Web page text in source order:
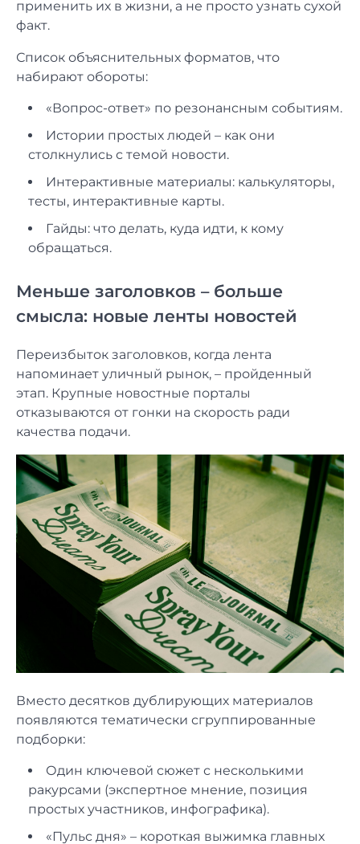
применить их в жизни, а не просто узнать сухой
факт.
Список объяснительных форматов, что
набирают обороты:
«Вопрос-ответ» по резонансным событиям.
Истории простых людей – как они
столкнулись с темой новости.
Интерактивные материалы: калькуляторы,
тесты, интерактивные карты.
Гайды: что делать, куда идти, к кому
обращаться.
Меньше заголовков – больше
смысла: новые ленты новостей
Переизбыток заголовков, когда лента
напоминает уличный рынок, – пройденный
этап. Крупные новостные порталы
отказываются от гонки на скорость ради
качества подачи.
Вместо десятков дублирующих материалов
появляются тематически сгруппированные
подборки:
Один ключевой сюжет с несколькими
ракурсами (экспертное мнение, позиция
простых участников, инфографика).
«Пульс дня» – короткая выжимка главных